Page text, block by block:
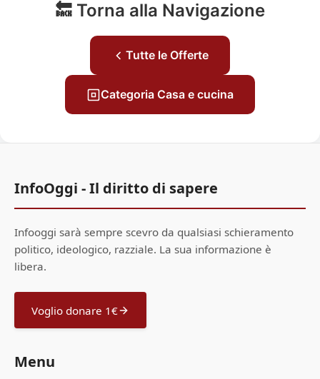
🔙 Torna alla Navigazione
Tutte le Offerte
Categoria Casa e cucina
InfoOggi - Il diritto di sapere
Infooggi sarà sempre scevro da qualsiasi schieramento
politico, ideologico, razziale. La sua informazione è
libera.
Voglio donare 1€
Menu